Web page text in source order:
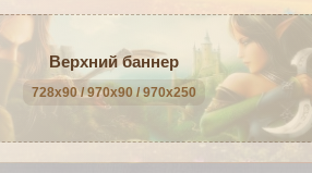
Верхний баннер
728x90 / 970x90 / 970x250